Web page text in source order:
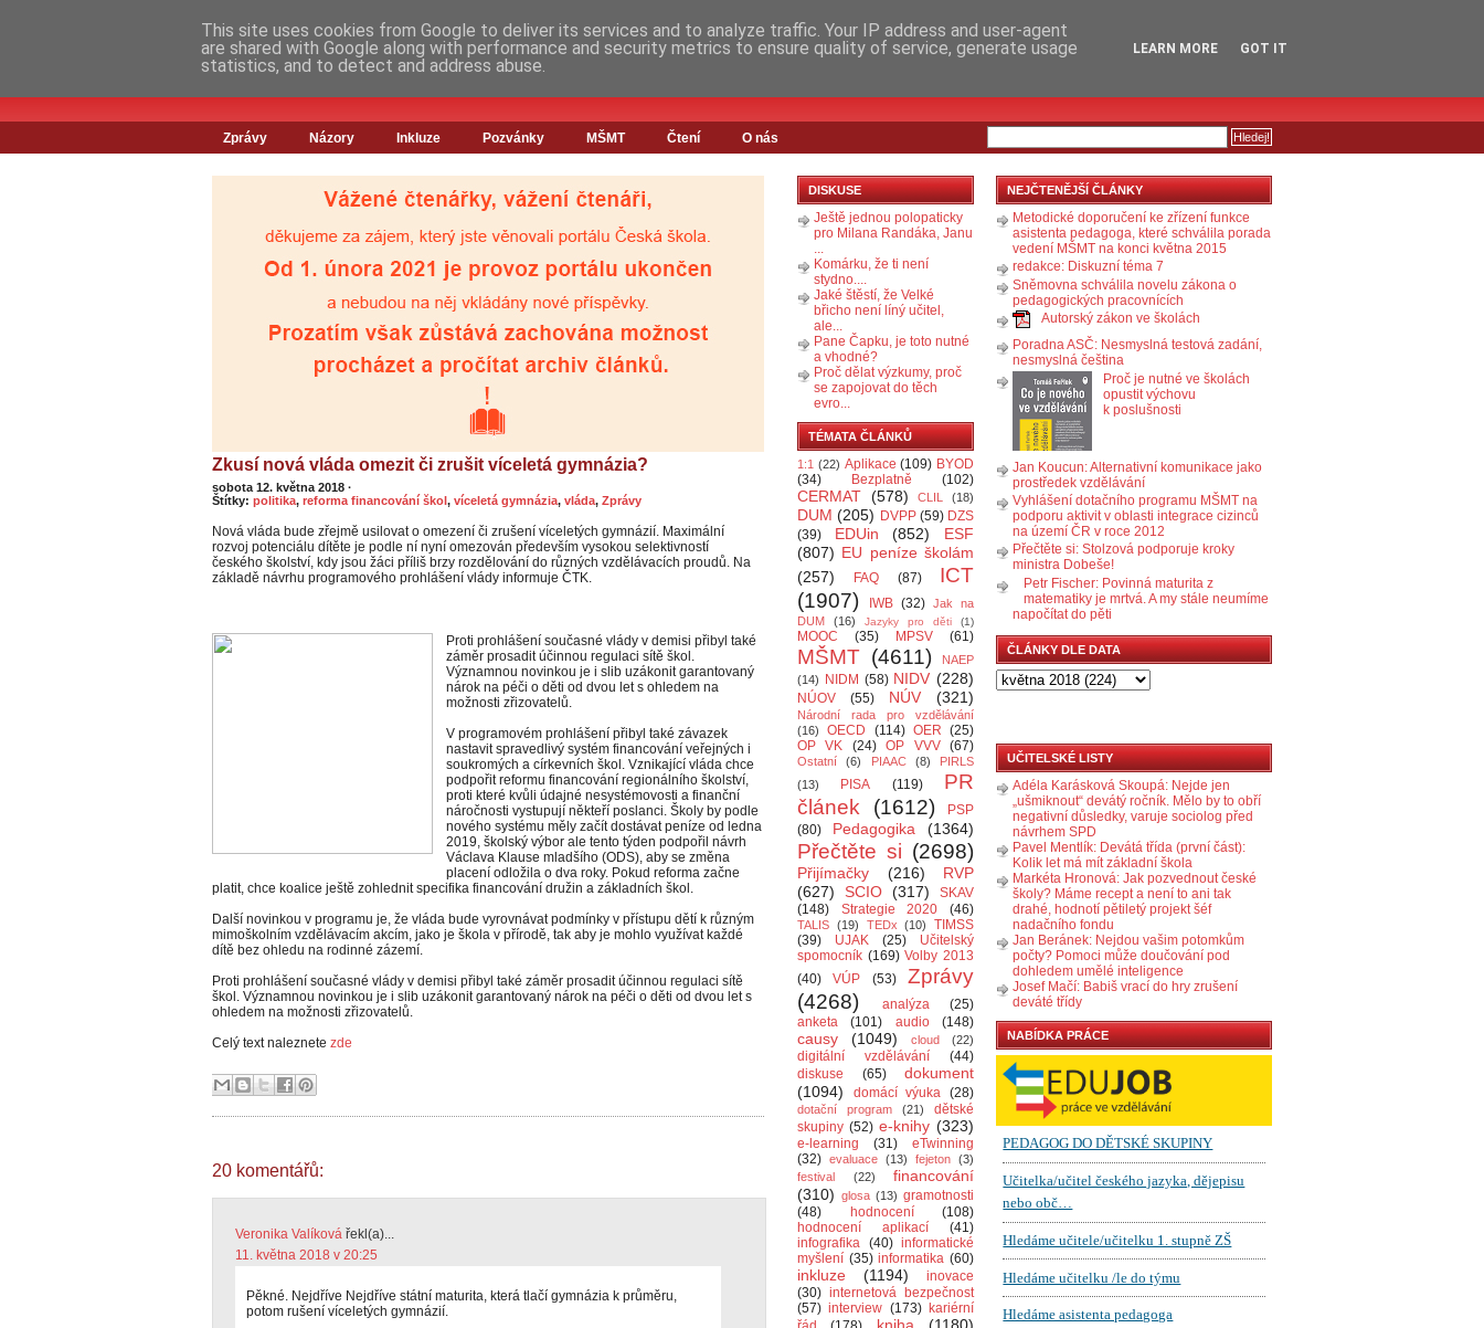
Zprávy Názory Inkluze Pozvánky MŠMT Čtení O nás
Zkusí nová vláda omezit či zrušit víceletá gymnázia?
sobota 12. května 2018 ·
Štítky: politika, reforma financování škol, víceletá gymnázia, vláda, Zprávy
Nová vláda bude zřejmě usilovat o omezení či zrušení víceletých gymnázií. Maximální
rozvoj potenciálu dítěte je podle ní nyní omezován především vysokou selektivností
českého školství, kdy jsou žáci příliš brzy rozdělování do různých vzdělávacích proudů. Na
základě návrhu programového prohlášení vlády informuje ČTK.
Proti prohlášení současné vlády v demisi přibyl také
záměr prosadit účinnou regulaci sítě škol.
Významnou novinkou je i slib uzákonit garantovaný
nárok na péči o děti od dvou let s ohledem na
možnosti zřizovatelů.
V programovém prohlášení přibyl také závazek
nastavit spravedlivý systém financování veřejných i
soukromých a církevních škol. Vznikající vláda chce
podpořit reformu financování regionálního školství,
proti které kvůli údajné nesystémovosti a finanční
náročnosti vystupují někteří poslanci. Školy by podle
nového systému měly začít dostávat peníze od ledna
2019, školský výbor ale tento týden podpořil návrh
Václava Klause mladšího (ODS), aby se změna
placení odložila o dva roky. Pokud reforma začne
platit, chce koalice ještě zohlednit specifika financování družin a základních škol.
Další novinkou v programu je, že vláda bude vyrovnávat podmínky v přístupu dětí k různým
mimoškolním vzdělávacím akcím, jako je škola v přírodě, tak aby je mohlo využívat každé
dítě bez ohledu na rodinné zázemí.
Proti prohlášení současné vlády v demisi přibyl také záměr prosadit účinnou regulaci sítě
škol. Významnou novinkou je i slib uzákonit garantovaný nárok na péči o děti od dvou let s
ohledem na možnosti zřizovatelů.
Celý text naleznete zde
20 komentářů:
Veronika Valíková řekl(a)...
11. května 2018 v 20:25
Pěkné. Nejdříve Nejdříve státní maturita, která tlačí gymnázia k průměru,
potom rušení víceletých gymnázií.
DISKUSE
Ještě jednou polopaticky
pro Milana Randáka, Janu
...
Komárku, že ti není
stydno....
Jaké štěstí, že Velké
břicho není líný učitel,
ale...
Pane Čapku, je toto nutné
a vhodné?
Proč dělat výzkumy, proč
se zapojovat do těch
evro...
TÉMATA ČLÁNKŮ
1:1 (22) Aplikace (109) BYOD
(34)
Bezplatně (102)
CERMAT (578) CLIL (18)
DUM (205) DVPP (59) DZS
(39)
EDUin (852)
ESF
(807) EU peníze školám
(257)
FAQ (87)
ICT
(1907)
IWB (32) Jak na
DUM
(16) Jazyky pro děti (1)
MOOC (35) MPSV (61)
MŠMT (4611)
NAEP
(14)
NIDM (58) NIDV (228)
NÚOV (55) NÚV (321)
Národní rada pro vzdělávání
(16)
OECD (114) OER (25)
OP VK
(24) OP VVV (67)
Ostatní (6) PIAAC (8)
PIRLS
(13)
PISA (119)
PR
článek
(1612)
PSP
(80)
Pedagogika (1364)
Přečtěte si (2698)
Přijímačky (216)
RVP
(627)
SCIO (317)
SKAV
(148)
Strategie 2020 (46)
TALIS (19) TEDx (10)
TIMSS
(39)
UJAK (25)
Učitelský
spomocník (169) Volby 2013
(40)
VÚP (53)
Zprávy
(4268)
analýza
(25)
anketa
(101) audio (148)
causy (1049) cloud (22)
digitální vzdělávání
(44)
diskuse
(65)
dokument
(1094)
domácí výuka (28)
dotační program (21)
dětské
skupiny (52) e-knihy (323)
e-learning (31)
eTwinning
(32) evaluace (13) fejeton (3)
festival
(22)
financování
(310) glosa (13) gramotnosti
(48)
hodnocení
(108)
hodnocení aplikací
(41)
infografika (40) informatické
myšlení (35) informatika (60)
inkluze (1194)
inovace
(30) internetová bezpečnost
(57) interview (173) kariérní
NEJČTENĚJŠÍ ČLÁNKY
Metodické doporučení ke zřízení funkce
asistenta pedagoga, které schválila porada
vedení MŠMT na konci května 2015
redakce: Diskuzní téma 7
Sněmovna schválila novelu zákona o
pedagogických pracovnících
Autorský zákon ve školách
Poradna ASČ: Nesmyslná testová zadání,
nesmyslná čeština
Proč je nutné ve školách
opustit výchovu
k poslušnosti
Jan Koucun: Alternativní komunikace jako
prostředek vzdělávání
Vyhlášení dotačního programu MŠMT na
podporu aktivit v oblasti integrace cizinců
na území ČR v roce 2012
Přečtěte si: Stolzová podporuje kroky
ministra Dobeše!
Petr Fischer: Povinná maturita z
matematiky je mrtvá. A my stále neumíme
napočítat do pěti
ČLÁNKY DLE DATA
UČITELSKÉ LISTY
Adéla Karásková Skoupá: Nejde jen
„ušmiknout“ devátý ročník. Mělo by to obří
negativní důsledky, varuje sociolog před
návrhem SPD
Pavel Mentlík: Devátá třída (první část):
Kolik let má mít základní škola
Markéta Hronová: Jak pozvednout české
školy? Máme recept a není to ani tak
drahé, hodnotí pětiletý projekt šéf
nadačního fondu
Jan Beránek: Nejdou vašim potomkům
počty? Pomoci může doučování pod
dohledem umělé inteligence
Josef Mačí: Babiš vrací do hry zrušení
deváté třídy
NABÍDKA PRÁCE
This site uses cookies from Google to deliver its services and to analyze traffic. Your IP address and user-agent
are shared with Google along with performance and security metrics to ensure quality of service, generate usage
statistics, and to detect and address abuse.
LEARN MORE GOT IT